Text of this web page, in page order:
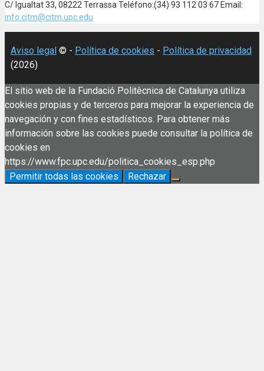
C/ Igualtat 33, 08222 Terrassa Teléfono:(34) 93 112 03 67 Email:
info.citm@citm.upc.edu
Aviso legal © - Política de cookies - Política de privacidad
(2026)
El sitio web de la Fundació Politècnica de Catalunya utiliza
cookies propias y de terceros para mejorar la experiencia de
navegación y con fines estadísticos. Para obtener más
información sobre las cookies puede consultar la política de
cookies en
https://www.fpc.upc.edu/politica_cookies_esp.php
Permitir todas las cookies
Rechazar